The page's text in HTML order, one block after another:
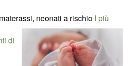
neonati a rischio I più
di